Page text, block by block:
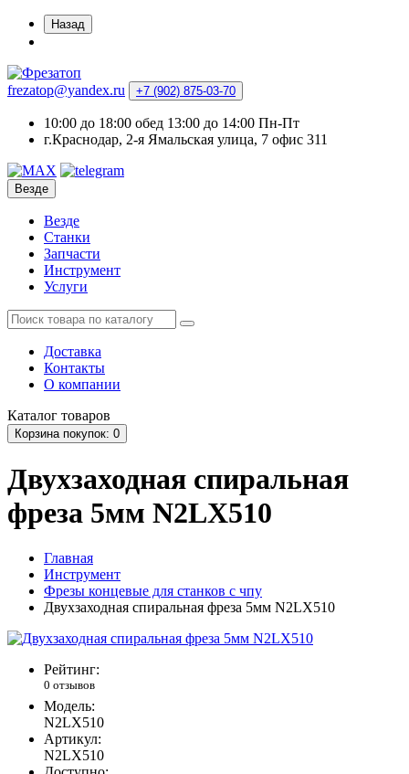
Назад
frezatop@yandex.ru +7 (902) 875-03-70
10:00 до 18:00 обед 13:00 до 14:00 Пн-Пт
г.Краснодар, 2-я Ямальская улица, 7 офис 311
Везде
Везде
Станки
Запчасти
Инструмент
Услуги
Доставка
Контакты
О компании
Каталог товаров
Корзинапокупок: 0
Двухзаходная спиральная
фреза 5мм N2LX510
Главная
Инструмент
Фрезы концевые для станков с чпу
Двухзаходная спиральная фреза 5мм N2LX510
Рейтинг:
0 отзывов
Модель:
N2LX510
Артикул:
N2LX510